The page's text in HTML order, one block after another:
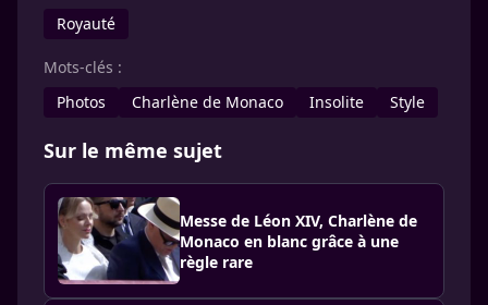
Royauté
Mots-clés :
Photos
Charlène de Monaco Insolite Style
Sur le même sujet
Messe de Léon XIV, Charlène de
Monaco en blanc grâce à une
règle rare